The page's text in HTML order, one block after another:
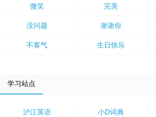
微笑 完美
没问题 谢谢你
不客气 生日快乐
学习站点
沪江英语 小D词典